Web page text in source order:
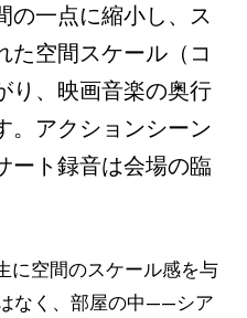
の一点に縮小し、ス
た空間スケール（コ
り、映画音楽の奥行
。アクションシーン
ート録音は会場の臨
に空間のスケール感を与
なく、部屋の中——シア